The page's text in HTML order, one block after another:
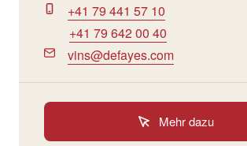
+41 79 441 57 10
+41 79 642 00 40
vins@defayes.com
Mehr dazu